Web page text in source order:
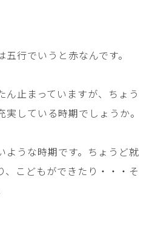
行でいうと赤なんです。
ん止まっていますが、ちょう
実している時期でしょうか。
ような時期です。ちょうど就
、こどもができたり・・・そ